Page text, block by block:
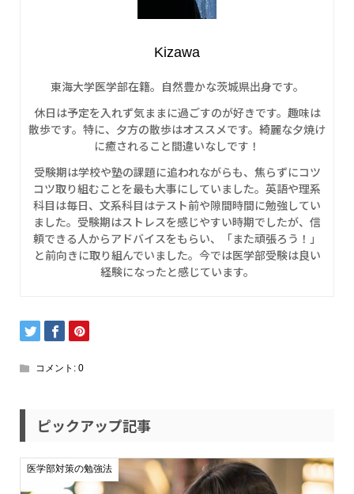
Kizawa
東海大学医学部在籍。自然豊かな茨城県出身です。
休日は予定を入れず気ままに過ごすのが好きです。趣味は
散歩です。特に、夕方の散歩はオススメです。綺麗な夕焼け
に癒されること間違いなしです！
受験期は学校や塾の課題に追われながらも、焦らずにコツ
コツ取り組むことを最も大事にしていました。英語や理系
科目は毎日、文系科目はテスト前や隙間時間に勉強してい
ました。受験期はストレスを感じやすい時期でしたが、信
頼できる人からアドバイスをもらい、「また頑張ろう！」
と前向きに取り組んでいました。今では医学部受験は良い
経験になったと感じています。
コメント: 0
ピックアップ記事
医学部対策の勉強法